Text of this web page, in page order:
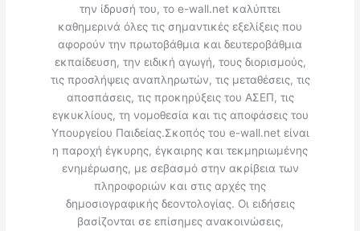
την ίδρυσή του, το e-wall.net καλύπτει
καθημερινά όλες τις σημαντικές εξελίξεις που
αφορούν την πρωτοβάθμια και δευτεροβάθμια
εκπαίδευση, την ειδική αγωγή, τους διορισμούς,
τις προσλήψεις αναπληρωτών, τις μεταθέσεις, τις
αποσπάσεις, τις προκηρύξεις του ΑΣΕΠ, τις
εγκυκλίους, τη νομοθεσία και τις αποφάσεις του
Υπουργείου Παιδείας.Σκοπός του e-wall.net είναι
η παροχή έγκυρης, έγκαιρης και τεκμηριωμένης
ενημέρωσης, με σεβασμό στην ακρίβεια των
πληροφοριών και στις αρχές της
δημοσιογραφικής δεοντολογίας. Οι ειδήσεις
βασίζονται σε επίσημες ανακοινώσεις,